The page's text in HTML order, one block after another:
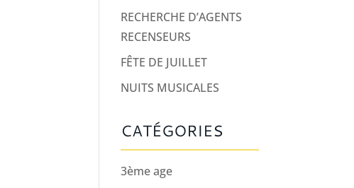
RECHERCHE D’AGENTS
RECENSEURS
FÊTE DE JUILLET
NUITS MUSICALES
CATÉGORIES
3ème age